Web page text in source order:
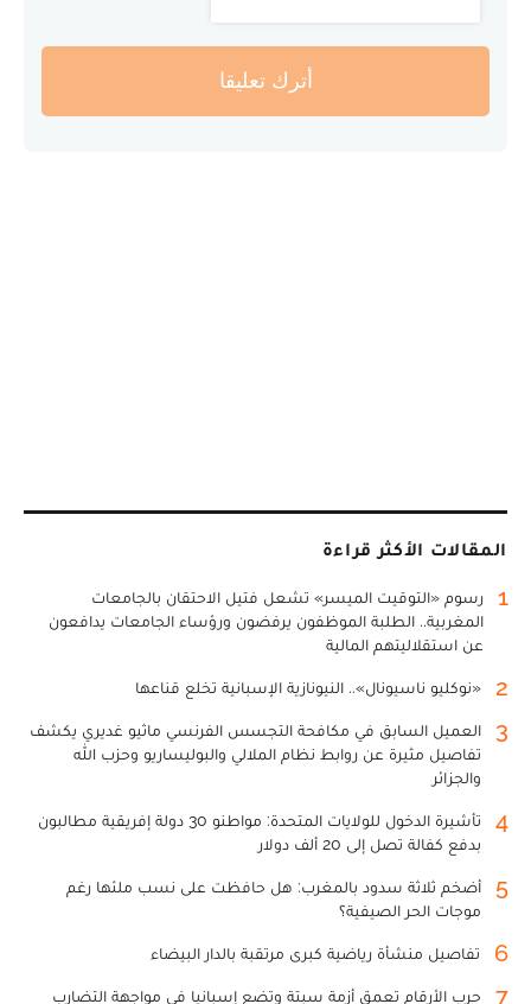
أترك تعليقا
المقالات الأكثر قراءة
1
رسوم «التوقيت الميسر» تشعل فتيل الاحتقان بالجامعات
المغربية.. الطلبة الموظفون يرفضون ورؤساء الجامعات يدافعون
عن استقلاليتهم المالية
2 «نوكليو ناسيونال».. النيونازية الإسبانية تخلع قناعها
3
العميل السابق في مكافحة التجسس الفرنسي ماثيو غديري يكشف
تفاصيل مثيرة عن روابط نظام الملالي والبوليساريو وحزب الله
والجزائر
4
تأشيرة الدخول للولايات المتحدة: مواطنو 30 دولة إفريقية مطالبون
بدفع كفالة تصل إلى 20 ألف دولار
5
أضخم ثلاثة سدود بالمغرب: هل حافظت على نسب ملئها رغم
موجات الحر الصيفية؟
6 تفاصيل منشأة رياضية كبرى مرتقبة بالدار البيضاء
7
حرب الأرقام تعمق أزمة سبتة وتضع إسبانيا في مواجهة التضارب